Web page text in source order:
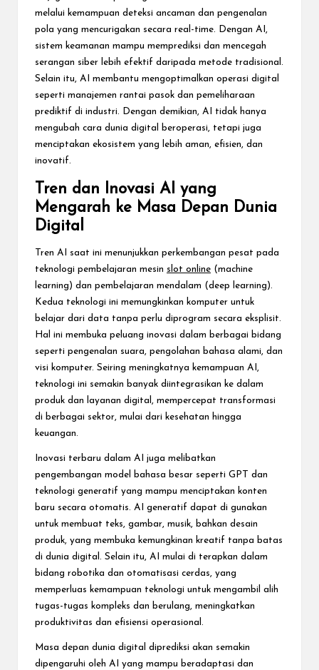
melalui kemampuan deteksi ancaman dan pengenalan
pola yang mencurigakan secara real-time. Dengan AI,
sistem keamanan mampu memprediksi dan mencegah
serangan siber lebih efektif daripada metode tradisional.
Selain itu, AI membantu mengoptimalkan operasi digital
seperti manajemen rantai pasok dan pemeliharaan
prediktif di industri. Dengan demikian, AI tidak hanya
mengubah cara dunia digital beroperasi, tetapi juga
menciptakan ekosistem yang lebih aman, efisien, dan
inovatif.
Tren dan Inovasi AI yang
Mengarah ke Masa Depan Dunia
Digital
Tren AI saat ini menunjukkan perkembangan pesat pada
teknologi pembelajaran mesin slot online (machine
learning) dan pembelajaran mendalam (deep learning).
Kedua teknologi ini memungkinkan komputer untuk
belajar dari data tanpa perlu diprogram secara eksplisit.
Hal ini membuka peluang inovasi dalam berbagai bidang
seperti pengenalan suara, pengolahan bahasa alami, dan
visi komputer. Seiring meningkatnya kemampuan AI,
teknologi ini semakin banyak diintegrasikan ke dalam
produk dan layanan digital, mempercepat transformasi
di berbagai sektor, mulai dari kesehatan hingga
keuangan.
Inovasi terbaru dalam AI juga melibatkan
pengembangan model bahasa besar seperti GPT dan
teknologi generatif yang mampu menciptakan konten
baru secara otomatis. AI generatif dapat di gunakan
untuk membuat teks, gambar, musik, bahkan desain
produk, yang membuka kemungkinan kreatif tanpa batas
di dunia digital. Selain itu, AI mulai di terapkan dalam
bidang robotika dan otomatisasi cerdas, yang
memperluas kemampuan teknologi untuk mengambil alih
tugas-tugas kompleks dan berulang, meningkatkan
produktivitas dan efisiensi operasional.
Masa depan dunia digital diprediksi akan semakin
dipengaruhi oleh AI yang mampu beradaptasi dan